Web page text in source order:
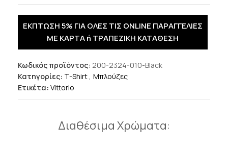
ΕΚΠΤΩΣΗ 5% ΓΙΑ ΟΛΕΣ ΤΙΣ ONLINE ΠΑΡΑΓΓΕΛΙΕΣ
ΜΕ ΚΑΡΤΑ ή ΤΡΑΠΕΖΙΚΗ ΚΑΤΑΘΕΣΗ
Κωδικός προϊόντος: 200-2324-010-Black
Κατηγορίες: T-Shirt, Μπλούζες
Ετικέτα: Vittorio
Διαθέσιμα Χρώματα: